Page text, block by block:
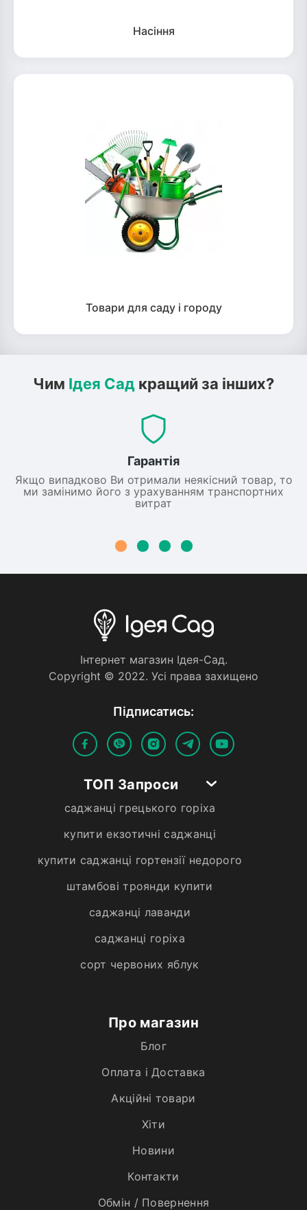
Насіння
Товари для саду і городу
Чим Ідея Сад кращий за інших?
Гарантія
Якщо випадково Ви отримали неякісний товар, то
ми замінимо його з урахуванням транспортних
витрат
Iнтернет магазин Iдея-Сад.
Copyright © 2022. Усi права захищено
Пiдписатись:
ТОП Запроси
саджанці грецького горіха
купити екзотичні саджанці
купити саджанці гортензії недорого
штамбові троянди купити
саджанці лаванди
саджанці горіха
сорт червоних яблук
Про магазин
Блог
Оплата і Доставка
Акційні товари
Хiти
Новини
Контакти
Обмін / Повернення